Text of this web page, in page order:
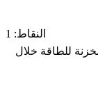
النقاط: 1
للطاقة خلال